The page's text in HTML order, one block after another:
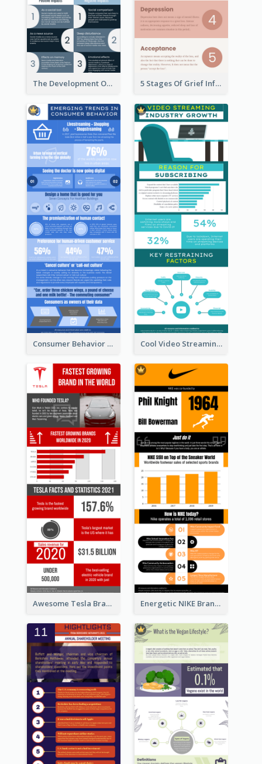
The Development Of Social Media Use Infographic 5 Stages Of Grief Infographic (With Explanation))
Consumer Behavior Analysis Infographic Design Cool Video Streaming Trend Infographic Design Idea
Awesome Tesla Branding Infographic Design Ideas Energetic NIKE Branding Stories Design Idea